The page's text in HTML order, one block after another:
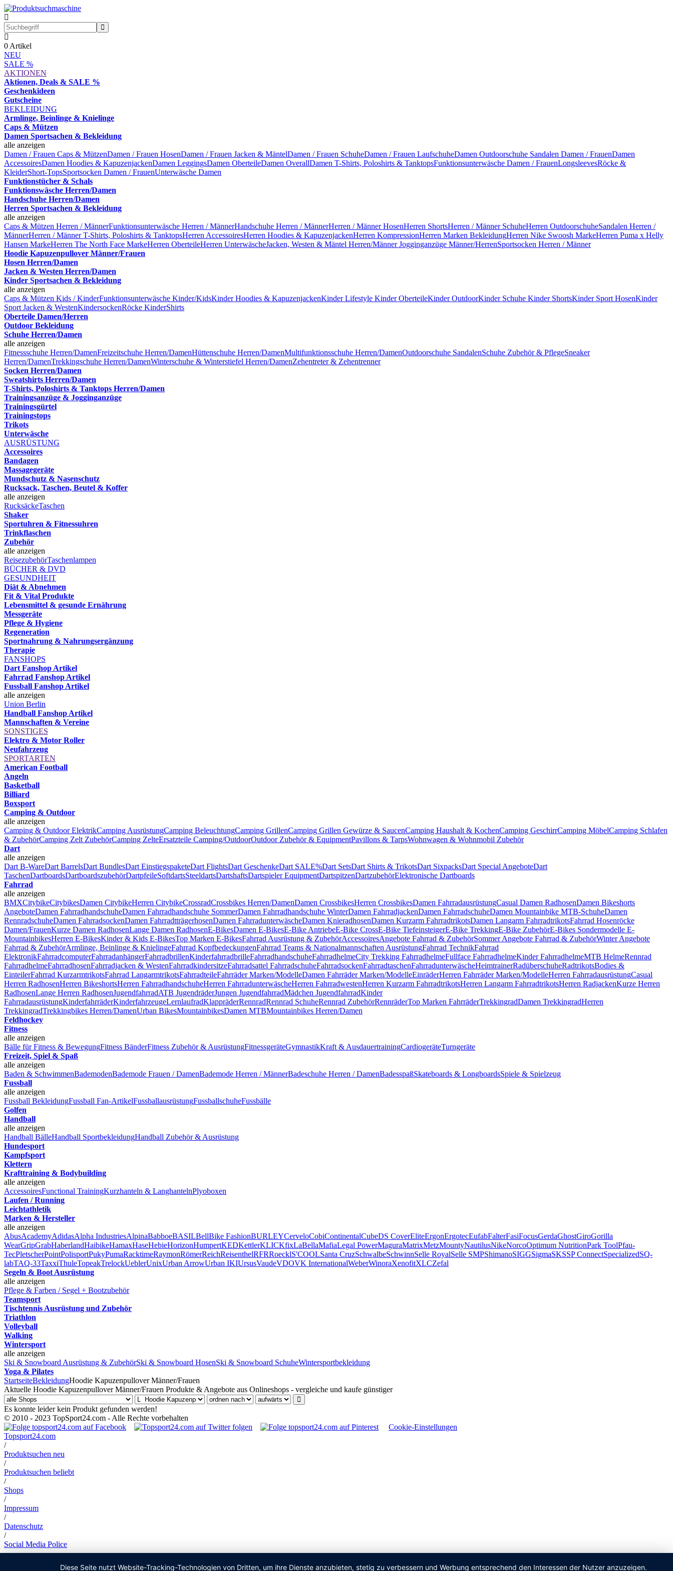
0 Artikel
NEU
SALE %
AKTIONEN
Aktionen, Deals & SALE %
Geschenkideen
Gutscheine
BEKLEIDUNG
Armlinge, Beinlinge & Knielinge
Caps & Mützen
Damen Sportsachen & Bekleidung
alle anzeigen
Damen / Frauen Caps & MützenDamen / Frauen HosenDamen / Frauen Jacken & MäntelDamen / Frauen SchuheDamen / Frauen LaufschuheDamen Outdoorschuhe Sandalen Damen / FrauenDamen
AccessoiresDamen Hoodies & KapuzenjackenDamen LeggingsDamen OberteileDamen OverallDamen T-Shirts, Poloshirts & TanktopsFunktionsunterwäsche Damen / FrauenLongsleevesRöcke &
KleiderShort-TopsSportsocken Damen / FrauenUnterwäsche Damen
Funktionstücher & Schals
Funktionswäsche Herren/Damen
Handschuhe Herren/Damen
Herren Sportsachen & Bekleidung
alle anzeigen
Caps & Mützen Herren / MännerFunktionsunterwäsche Herren / MännerHandschuhe Herren / MännerHerren / Männer HosenHerren ShortsHerren / Männer SchuheHerren OutdoorschuheSandalen Herren /
MännerHerren / Männer T-Shirts, Poloshirts & TanktopsHerren AccessoiresHerren Hoodies & KapuzenjackenHerren KompressionHerren Marken BekleidungHerren Nike Swoosh MarkeHerren Puma x Helly
Hansen MarkeHerren The North Face MarkeHerren OberteileHerren UnterwäscheJacken, Westen & Mäntel Herren/MännerJogginganzüge Männer/HerrenSportsocken Herren / Männer
Hoodie Kapuzenpullover Männer/Frauen
Hosen Herren/Damen
Jacken & Westen Herren/Damen
Kinder Sportsachen & Bekleidung
alle anzeigen
Caps & Mützen Kids / KinderFunktionsunterwäsche Kinder/KidsKinder Hoodies & KapuzenjackenKinder Lifestyle Kinder OberteileKinder OutdoorKinder Schuhe Kinder ShortsKinder Sport HosenKinder
Sport Jacken & WestenKindersockenRöcke KinderShirts
Oberteile Damen/Herren
Outdoor Bekleidung
Schuhe Herren/Damen
alle anzeigen
Fitnessschuhe Herren/DamenFreizeitschuhe Herren/DamenHüttenschuhe Herren/DamenMultifunktionsschuhe Herren/DamenOutdoorschuhe SandalenSchuhe Zubehör & PflegeSneaker
Herren/DamenTrekkingschuhe Herren/DamenWinterschuhe & Winterstiefel Herren/DamenZehentreter & Zehentrenner
Socken Herren/Damen
Sweatshirts Herren/Damen
T-Shirts, Poloshirts & Tanktops Herren/Damen
Trainingsanzüge & Jogginganzüge
Trainingsgürtel
Trainingstops
Trikots
Unterwäsche
AUSRÜSTUNG
Accessoires
Bandagen
Massagegeräte
Mundschutz & Nasenschutz
Rucksack, Taschen, Beutel & Koffer
alle anzeigen
RucksäckeTaschen
Shaker
Sportuhren & Fitnessuhren
Trinkflaschen
Zubehör
alle anzeigen
ReisezubehörTaschenlampen
BÜCHER & DVD
GESUNDHEIT
Diät & Abnehmen
Fit & Vital Produkte
Lebensmittel & gesunde Ernährung
Messgeräte
Pflege & Hygiene
Regeneration
Sportnahrung & Nahrungsergänzung
Therapie
FANSHOPS
Dart Fanshop Artikel
Fahrrad Fanshop Artikel
Fussball Fanshop Artikel
alle anzeigen
Union Berlin
Handball Fanshop Artikel
Mannschaften & Vereine
SONSTIGES
Elektro & Motor Roller
Neufahrzeug
SPORTARTEN
American Football
Angeln
Basketball
Billiard
Boxsport
Camping & Outdoor
alle anzeigen
Camping & Outdoor ElektrikCamping AusrüstungCamping BeleuchtungCamping GrillenCamping Grillen Gewürze & SaucenCamping Haushalt & KochenCamping GeschirrCamping MöbelCamping Schlafen
& ZubehörCamping Zelt ZubehörCamping ZelteErsatzteile Camping/OutdoorOutdoor Zubehör & EquipmentPavillons & TarpsWohnwagen & Wohnmobil Zubehör
Dart
alle anzeigen
Dart B-WareDart BarrelsDart BundlesDart EinstiegspaketeDart FlightsDart GeschenkeDart SALE%Dart SetsDart Shirts & TrikotsDart SixpacksDart Special AngeboteDart
TaschenDartboardsDartboardszubehörDartpfeileSoftdartsSteeldartsDartshaftsDartspieler EquipmentDartspitzenDartzubehörElektronische Dartboards
Fahrrad
alle anzeigen
BMXCitybikeCitybikesDamen CitybikeHerren CitybikeCrossradCrossbikes Herren/DamenDamen CrossbikesHerren CrossbikesDamen FahrradausrüstungCasual Damen RadhosenDamen Bikeshorts
AngeboteDamen FahrradhandschuheDamen Fahrradhandschuhe SommerDamen Fahrradhandschuhe WinterDamen FahrradjackenDamen FahrradschuheDamen Mountainbike MTB-SchuheDamen
RennradschuheDamen FahrradsockenDamen FahrradtträgerhosenDamen FahrradunterwäscheDamen KnieradhosenDamen Kurzarm FahrradtrikotsDamen Langarm FahrradtrikotsFahrrad Hosenröcke
Damen/FrauenKurze Damen RadhosenLange Damen RadhosenE-BikesDamen E-BikesE-Bike AntriebeE-Bike CrossE-Bike TiefeinsteigerE-Bike TrekkingE-Bike ZubehörE-Bikes Sondermodelle E-
MountainbikesHerren E-BikesKinder & Kids E-BikesTop Marken E-BikesFahrrad Ausrüstung & ZubehörAccessoiresAngebote Fahrrad & ZubehörSommer Angebote Fahrrad & ZubehörWinter Angebote
Fahrrad & ZubehörArmlinge, Beinlinge & KnielingeFahrrad KopfbedeckungenFahrrad Teams & Nationalmannschaften AusrüstungFahrrad TechnikFahrrad
ElektronikFahrradcomputerFahrradanhängerFahrradbrillenKinderfahrradbrilleFahrradhandschuheFahrradhelmeCity Trekking FahrradhelmeFullface FahrradhelmeKinder FahrradhelmeMTB HelmeRennrad
FahrradhelmeFahrradhosenFahrradjacken & WestenFahrradkindersitzeFahrradsattel FahrradschuheFahrradsockenFahrradtaschenFahrradunterwäscheHeimtrainerRadüberschuheRadtrikotsBodies &
EinteilerFahrrad KurzarmtrikotsFahrrad LangarmtrikotsFahrradteileFahrräder Marken/ModelleDamen Fahrräder Marken/ModelleEinräderHerren Fahrräder Marken/ModelleHerren FahrradausrüstungCasual
Herren RadhosenHerren BikeshortsHerren FahrradhandschuheHerren FahrradunterwäscheHerren FahrradwestenHerren Kurzarm FahrradtrikotsHerren Langarm FahrradtrikotsHerren RadjackenKurze Herren
RadhosenLange Herren RadhosenJugendfahrradATB JugendräderJungen JugendfahrradMädchen JugendfahrradKinder
FahrradausrüstungKinderfahrräderKinderfahrzeugeLernlaufradKlappräderRennradRennrad SchuheRennrad ZubehörRennräderTop Marken FahrräderTrekkingradDamen TrekkingradHerren
TrekkingradTrekkingbikes Herren/DamenUrban BikesMountainbikesDamen MTBMountainbikes Herren/Damen
Feldhockey
Fitness
alle anzeigen
Bälle für Fitness & BewegungFitness BänderFitness Zubehör & AusrüstungFitnessgeräteGymnastikKraft & AusdauertrainingCardiogeräteTurngeräte
Freizeit, Spiel & Spaß
alle anzeigen
Baden & SchwimmenBademodenBademode Frauen / DamenBademode Herren / MännerBadeschuhe Herren / DamenBadesspaßSkateboards & LongboardsSpiele & Spielzeug
Fussball
alle anzeigen
Fussball BekleidungFussball Fan-ArtikelFussballausrüstungFussballschuheFussbälle
Golfen
Handball
alle anzeigen
Handball BälleHandball SportbekleidungHandball Zubehör & Ausrüstung
Hundesport
Kampfsport
Klettern
Krafttraining & Bodybuilding
alle anzeigen
AccessoiresFunctional TrainingKurzhanteln & LanghantelnPlyoboxen
Laufen / Running
Leichtathletik
Marken & Hersteller
alle anzeigen
AbusAcademyAdidasAlpha IndustriesAlpinaBabboeBASILBellBike FashionBURLEYCerveloCobiContinentalCubeDS CoverEliteErgonErgotecEufabFalterFasiFocusGerdaGhostGiroGorilla
WearGripGrabHaberlandHaibikeHamaxHaseHebieHorizonHumpertKEDKettlerKLICKfixLaBellaMafiaLegal PowerMaguraMatrixMetzMountyNautilusNikeNorcoOptimum NutritionPark ToolPfau-
TecPletscherPointPolisportPukyPumaRacktimeRaymonRömerReichReisenthelRFRRoecklS'COOLSanta CruzSchwalbeSchwinnSelle RoyalSelle SMPShimanoSIGGSigmaSKSSP ConnectSpecializedSQ-
labTAQ-33TaxxiThuleTopeakTrelockUeblerUnixUrban ArrowUrban IKIUrsusVaudeVDOVK InternationalWeberWinoraXenofitXLCZefal
Segeln & Boot Ausrüstung
alle anzeigen
Pflege & Farben / Segel + Bootzubehör
Teamsport
Tischtennis Ausrüstung und Zubehör
Triathlon
Volleyball
Walking
Wintersport
alle anzeigen
Ski & Snowboard Ausrüstung & ZubehörSki & Snowboard HosenSki & Snowboard SchuheWintersportbekleidung
Yoga & Pilates
StartseiteBekleidungHoodie Kapuzenpullover Männer/Frauen
Aktuelle Hoodie Kapuzenpullover Männer/Frauen Produkte & Angebote aus Onlineshops - vergleiche und kaufe günstiger
Es konnte leider kein Produkt gefunden werden!
© 2010 - 2023 TopSport24.com - Alle Rechte vorbehalten
Cookie-Einstellungen
Topsport24.com
/
Produktsuchen neu
/
Produktsuchen beliebt
/
Shops
/
Impressum
/
Datenschutz
/
Social Media Police
Diese Seite nutzt Website-Tracking-Technologien von Dritten, um ihre Dienste anzubieten, stetig zu verbessern und Werbung entsprechend den Interessen der Nutzer anzuzeigen.